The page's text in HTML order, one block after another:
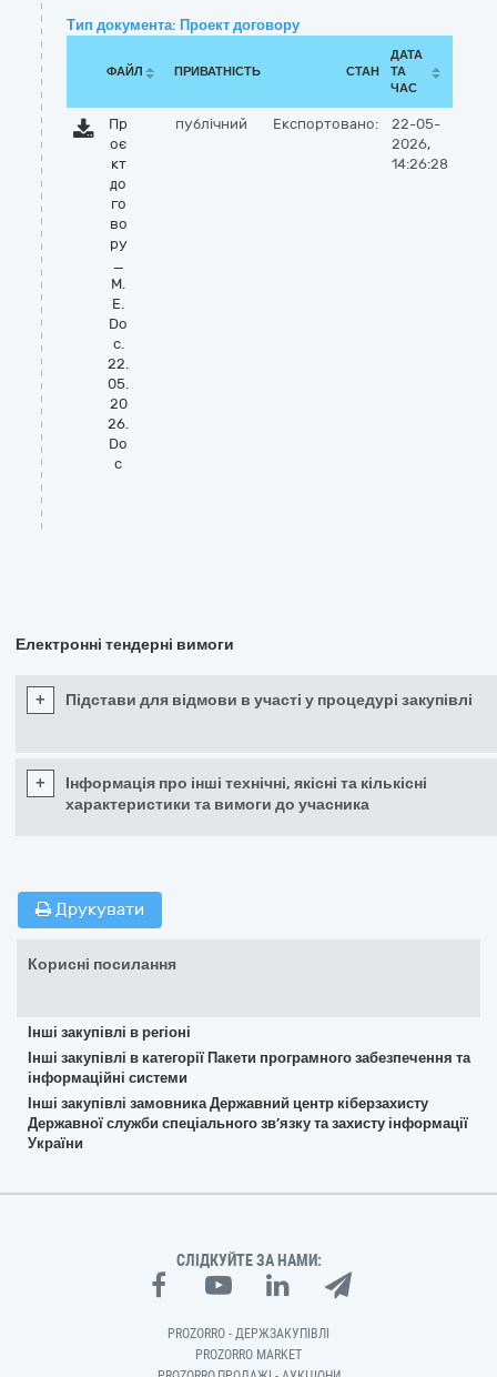
Тип документа: Проект договору
ФАЙЛ ПРИВАТНІСТЬ СТАН
ДАТА
ТА
ЧАС
Пр
оє
кт
до
го
во
ру
_
M.
E.
Do
c.
22.
05.
20
26.
Do
c
публічний Експортовано:
22-05-
2026,
14:26:28
Електронні тендерні вимоги
+ Підстави для відмови в участі у процедурі закупівлі
+
Інформація про інші технічні, якісні та кількісні
характеристики та вимоги до учасника
Друкувати
Корисні посилання
Інші закупівлі в регіоні
Інші закупівлі в категорії Пакети програмного забезпечення та
інформаційні системи
Інші закупівлі замовника Державний центр кіберзахисту
Державної служби спеціального зв’язку та захисту інформації
України
СЛІДКУЙТЕ ЗА НАМИ:
PROZORRO - ДЕРЖЗАКУПІВЛІ
PROZORRO MARKET